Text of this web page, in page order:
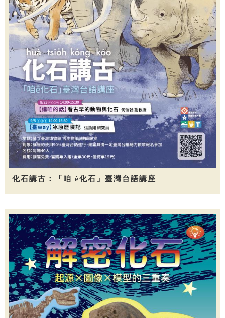
化石講古：「咱 ê化石」臺灣台語講座